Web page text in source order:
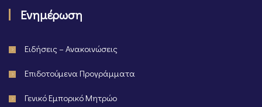
Ενημέρωση
Ειδήσεις – Ανακοινώσεις
Επιδοτούμενα Προγράμματα
Γενικό Εμπορικό Μητρώο